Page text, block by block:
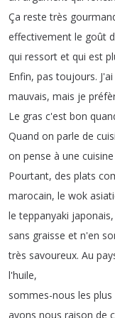
Ça reste très
effectivement le goût
qui ressort et qui est
Enfin, pas toujours. J'ai
mauvais, mais je
Le gras c'est bon
Quand on parle de
on pense à une cuisine
Pourtant, des plats
marocain, le wok
le teppanyaki japonais,
sans graisse et n'en
très savoureux. Au
l'huile,
sommes-nous les plus
avons nous raison de